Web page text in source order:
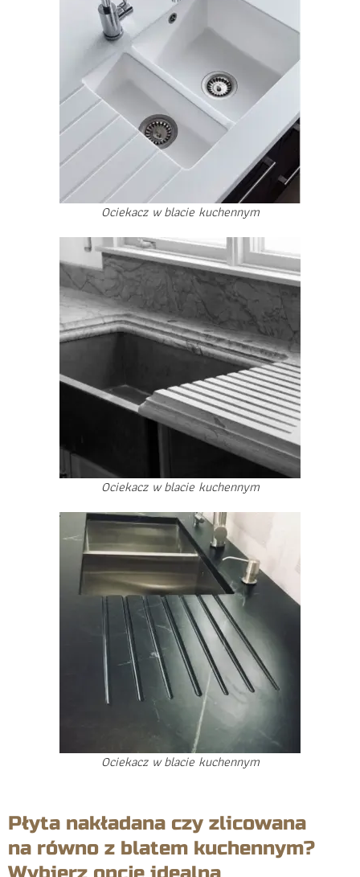
Ociekacz w blacie kuchennym
Ociekacz w blacie kuchennym
Ociekacz w blacie kuchennym
Płyta nakładana czy zlicowana
na równo z blatem kuchennym?